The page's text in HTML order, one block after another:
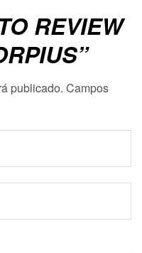
REVIEW
publicado. Campos